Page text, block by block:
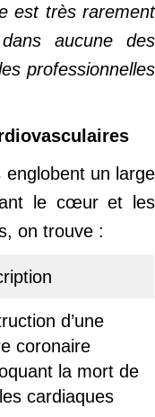
est très rarement
aucune des
professionnelles
englobent un large
le cœur et les
on trouve :
d’une
coronaire
la mort de
cardiaques